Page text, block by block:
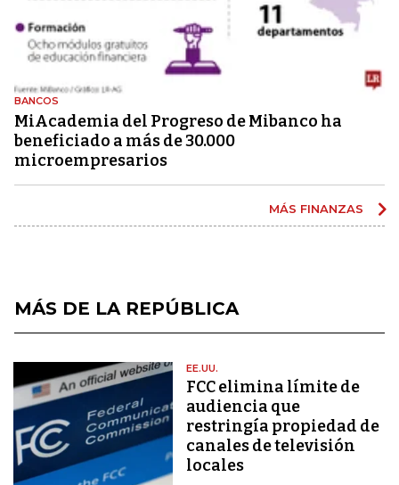
BANCOS
MiAcademia del Progreso de Mibanco ha
beneficiado a más de 30.000
microempresarios
MÁS FINANZAS
MÁS DE LA REPÚBLICA
EE.UU.
FCC elimina límite de
audiencia que
restringía propiedad de
canales de televisión
locales